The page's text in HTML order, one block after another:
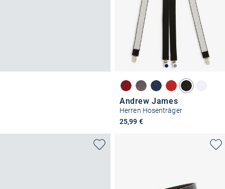
Andrew James
Herren Hosenträger
25,99 €